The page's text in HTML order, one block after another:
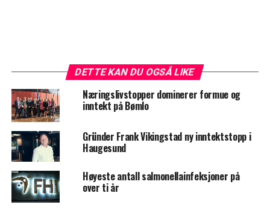
DETTE KAN DU OGSÅ LIKE
Næringslivstopper dominerer formue og
inntekt på Bømlo
Gründer Frank Vikingstad ny inntektstopp i
Haugesund
Høyeste antall salmonellainfeksjoner på
over ti år